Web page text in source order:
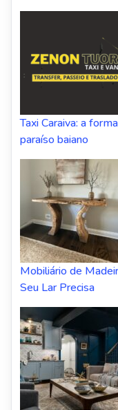
Taxi Caraiva: a
paraíso baiano
Mobiliário de
Seu Lar Precisa